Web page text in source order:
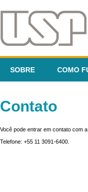
SOBRE COMO
Contato
Você pode entrar em contato com
Telefone: +55 11 3091-6400.